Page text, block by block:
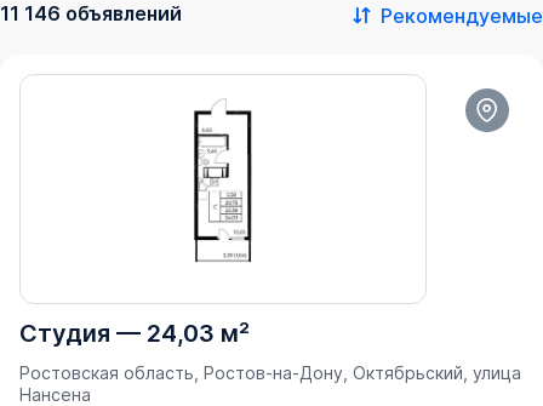
11 146 объявлений Рекомендуемые
Студия — 24,03 м²
Ростовская область, Ростов-на-Дону, Октябрьский, улица
Нансена